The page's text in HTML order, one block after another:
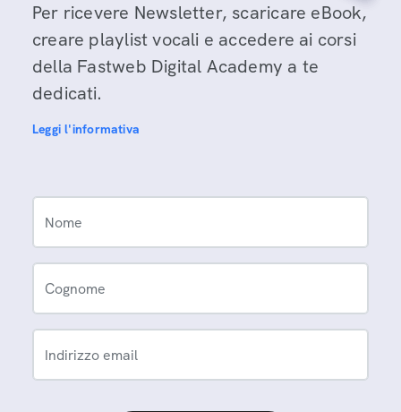
Per ricevere Newsletter, scaricare eBook,
creare playlist vocali e accedere ai corsi
della Fastweb Digital Academy a te
dedicati.
Leggi l'informativa
Nome
Cognome
Indirizzo email